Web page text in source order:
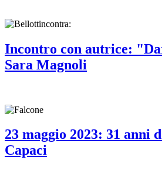
Incontro con autrice:
Sara Magnoli
23 maggio 2023: 31 anni
Capaci